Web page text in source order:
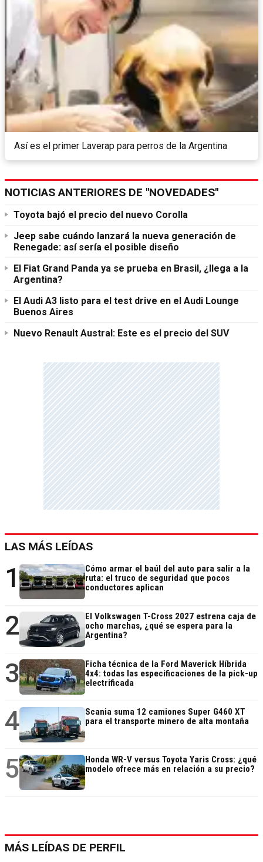
Así es el primer Laverap para perros de la Argentina
NOTICIAS ANTERIORES DE "NOVEDADES"
Toyota bajó el precio del nuevo Corolla
Jeep sabe cuándo lanzará la nueva generación de
Renegade: así sería el posible diseño
El Fiat Grand Panda ya se prueba en Brasil, ¿llega a la
Argentina?
El Audi A3 listo para el test drive en el Audi Lounge
Buenos Aires
Nuevo Renault Austral: Este es el precio del SUV
LAS MÁS LEÍDAS
1
Cómo armar el baúl del auto para salir a la
ruta: el truco de seguridad que pocos
conductores aplican
2
El Volkswagen T-Cross 2027 estrena caja de
ocho marchas, ¿qué se espera para la
Argentina?
3
Ficha técnica de la Ford Maverick Híbrida
4x4: todas las especificaciones de la pick-up
electrificada
4
Scania suma 12 camiones Super G460 XT
para el transporte minero de alta montaña
5
Honda WR-V versus Toyota Yaris Cross: ¿qué
modelo ofrece más en relación a su precio?
MÁS LEÍDAS DE PERFIL